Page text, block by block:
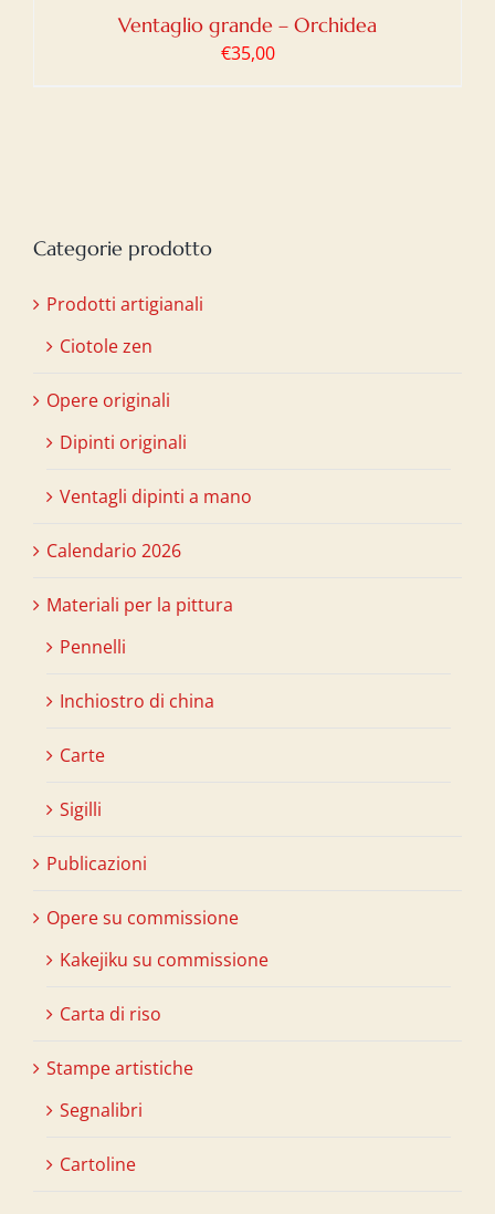
Ventaglio grande – Orchidea
€35,00
Categorie prodotto
Prodotti artigianali
Ciotole zen
Opere originali
Dipinti originali
Ventagli dipinti a mano
Calendario 2026
Materiali per la pittura
Pennelli
Inchiostro di china
Carte
Sigilli
Publicazioni
Opere su commissione
Kakejiku su commissione
Carta di riso
Stampe artistiche
Segnalibri
Cartoline